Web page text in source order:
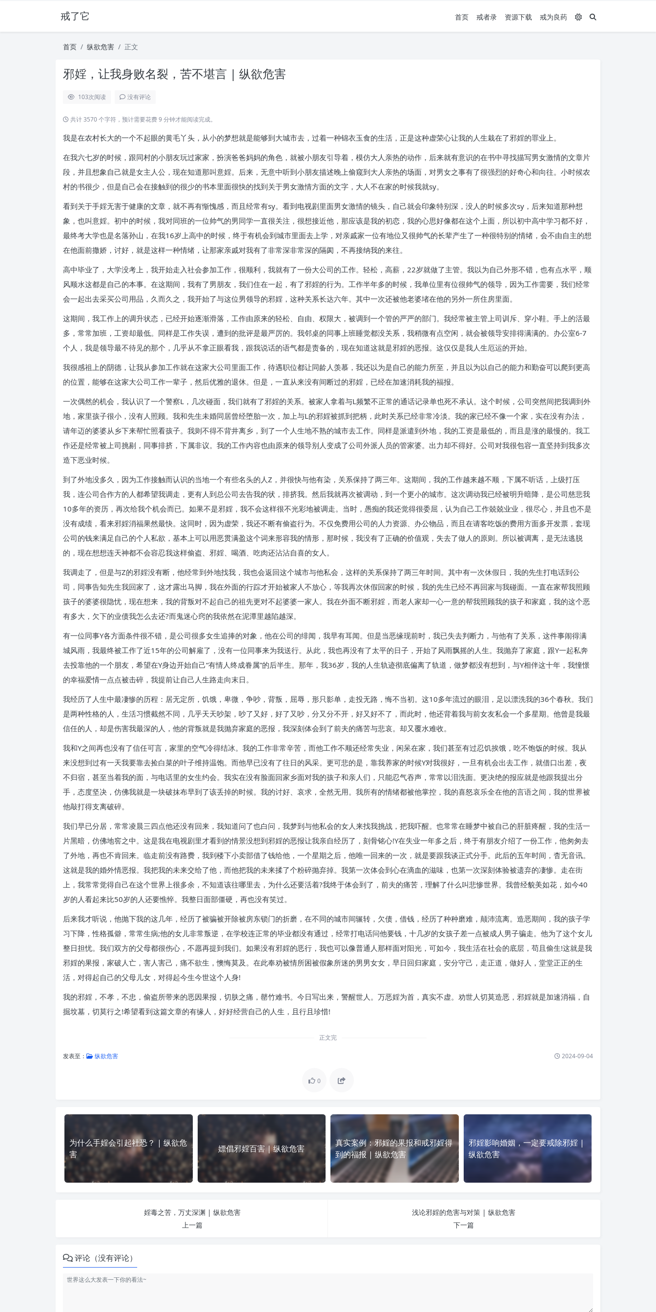
戒了它 首页 戒者录 资源下载 戒为良药
首页 纵欲危害 正文
邪婬，让我身败名裂，苦不堪言 | 纵欲危害
103次阅读 没有评论
共计 3570 个字符，预计需要花费 9 分钟才能阅读完成。
我是在农村长大的一个不起眼的黄毛丫头，从小的梦想就是能够到大城市去，过着一种锦衣玉食的生活，正是这种虚荣心让我的人生栽在了邪婬的罪业上。
在我六七岁的时候，跟同村的小朋友玩过家家，扮演爸爸妈妈的角色，就被小朋友引导着，模仿大人亲热的动作，后来就有意识的在书中寻找描写男女激情的文章片
段，并且想象自己就是女主人公，现在知道那叫意婬。后来，无意中听到小朋友描述晚上偷窥到大人亲热的场面，对男女之事有了很强烈的好奇心和向往。小时候农
村的书很少，但是自己会在接触到的很少的书本里面很快的找到关于男女激情方面的文字，大人不在家的时候我就sy。
看到关于手婬无害于健康的文章，就不再有惭愧感，而且经常有sy。看到电视剧里面男女激情的镜头，自己就会印象特别深，没人的时候多次sy，后来知道那种想
象，也叫意婬。初中的时候，我对同班的一位帅气的男同学一直很关注，很想接近他，那应该是我的初恋，我的心思好像都在这个上面，所以初中高中学习都不好，
最终考大学也是名落孙山，在我16岁上高中的时候，终于有机会到城市里面去上学，对亲戚家一位有地位又很帅气的长辈产生了一种很特别的情绪，会不由自主的想
在他面前撒娇，讨好，就是这样一种情绪，让那家亲戚对我有了非常深非常深的隔阂，不再接纳我的来往。
高中毕业了，大学没考上，我开始走入社会参加工作，很顺利，我就有了一份大公司的工作。轻松，高薪，22岁就做了主管。我以为自己外形不错，也有点水平，顺
风顺水这都是自己的本事。在这期间，我有了男朋友，我们住在一起，有了邪婬的行为。工作半年多的时候，我单位里有位很帅气的领导，因为工作需要，我们经常
会一起出去采买公司用品，久而久之，我开始了与这位男领导的邪婬，这种关系长达六年。其中一次还被他老婆堵在他的另外一所住房里面。
这期间，我工作上的调升状态，已经开始逐渐滑落，工作由原来的轻松、自由、权限大，被调到一个管的严严的部门。我经常被主管上司训斥、穿小鞋。手上的活最
多，常常加班，工资却最低。同样是工作失误，遭到的批评是最严厉的。我邻桌的同事上班睡觉都没关系，我稍微有点空闲，就会被领导安排得满满的。办公室6-7
个人，我是领导最不待见的那个，几乎从不拿正眼看我，跟我说话的语气都是责备的，现在知道这就是邪婬的恶报。这仅仅是我人生厄运的开始。
我很感祖上的阴德，让我从参加工作就在这家大公司里面工作，待遇职位都让同龄人羡慕，我还以为是自己的能力所至，并且以为以自己的能力和勤奋可以爬到更高
的位置，能够在这家大公司工作一辈子，然后优雅的退休。但是，一直从来没有间断过的邪婬，已经在加速消耗我的福报。
一次偶然的机会，我认识了一个警察L，几次碰面，我们就有了邪婬的关系。被家人拿着与L频繁不正常的通话记录单也死不承认。这个时候，公司突然间把我调到外
地，家里孩子很小，没有人照顾。我和先生未婚同居曾经堕胎一次，加上与L的邪婬被抓到把柄，此时关系已经非常冷淡。我的家已经不像一个家，实在没有办法，
请年迈的婆婆从乡下来帮忙照看孩子。我则不得不背井离乡，到了一个人生地不熟的城市去工作。同样是派遣到外地，我的工资是最低的，而且是涨的最慢的。我工
作还是经常被上司挑剔，同事排挤，下属非议。我的工作内容也由原来的领导别人变成了公司外派人员的管家婆。出力却不得好。公司对我很包容一直坚持到我多次
造下恶业时候。
到了外地没多久，因为工作接触而认识的当地一个有些名头的人Z，并很快与他有染，关系保持了两三年。这期间，我的工作越来越不顺，下属不听话，上级打压
我，连公司合作方的人都希望我调走，更有人到总公司去告我的状，排挤我。然后我就再次被调动，到一个更小的城市。这次调动我已经被明升暗降，是公司慈悲我
10多年的资历，再次给我个机会而已。如果不是邪婬，我不会这样很不光彩地被调走。当时，愚痴的我还觉得很委屈，认为自己工作兢兢业业，很尽心，并且也不是
没有成绩，看来邪婬消福果然最快。这同时，因为虚荣，我还不断有偷盗行为。不仅免费用公司的人力资源、办公物品，而且在请客吃饭的费用方面多开发票，套现
公司的钱来满足自己的个人私欲，基本上可以用恶贯满盈这个词来形容我的情形，那时候，我没有了正确的价值观，失去了做人的原则。所以被调离，是无法逃脱
的，现在想想连天神都不会容忍我这样偷盗、邪婬、喝酒、吃肉还沾沾自喜的女人。
我调走了，但是与Z的邪婬没有断，他经常到外地找我，我也会返回这个城市与他私会，这样的关系保持了两三年时间。其中有一次休假日，我的先生打电话到公
司，同事告知先生我回家了，这才露出马脚，我在外面的行踪才开始被家人不放心，等我再次休假回家的时候，我的先生已经不再回家与我碰面。一直在家帮我照顾
孩子的婆婆很隐忧，现在想来，我的背叛对不起自己的祖先更对不起婆婆一家人。我在外面不断邪婬，而老人家却一心一意的帮我照顾我的孩子和家庭，我的这个恶
有多大，欠下的业债我怎么去还?而鬼迷心窍的我依然在泥潭里越陷越深。
有一位同事Y各方面条件很不错，是公司很多女生追捧的对象，他在公司的绯闻，我早有耳闻。但是当恶缘现前时，我已失去判断力，与他有了关系，这件事闹得满
城风雨，我最终被工作了近15年的公司解雇了，没有一位同事来为我送行。从此，我也再没有了太平的日子，开始了风雨飘摇的人生。我抛弃了家庭，跟Y一起私奔
去投靠他的一个朋友，希望在Y身边开始自己“有情人终成眷属”的后半生。那年，我36岁，我的人生轨迹彻底偏离了轨道，做梦都没有想到，与Y相伴这十年，我憧憬
的幸福爱情一点点被击碎，我提前让自己人生路走向末日。
我经历了人生中最凄惨的历程：居无定所，饥饿，卑微，争吵，背叛，屈辱，形只影单，走投无路，悔不当初。这10多年流过的眼泪，足以漂洗我的36个春秋。我们
是两种性格的人，生活习惯截然不同，几乎天天吵架，吵了又好，好了又吵，分又分不开，好又好不了，而此时，他还背着我与前女友私会一个多星期。他曾是我最
信任的人，却是伤害我最深的人，他的背叛就是我抛弃家庭的恶报，我深刻体会到了前夫的痛苦与悲哀。却又覆水难收。
我和Y之间再也没有了信任可言，家里的空气冷得结冰。我的工作非常辛苦，而他工作不顺还经常失业，闲呆在家，我们甚至有过忍饥挨饿，吃不饱饭的时候。我从
来没想到过有一天我要靠去捡白菜的叶子维持温饱。而他早已没有了往日的风采。更可悲的是，靠我养家的时候Y对我很好，一旦有机会出去工作，就借口出差，夜
不归宿，甚至当着我的面，与电话里的女生约会。我实在没有脸面回家乡面对我的孩子和亲人们，只能忍气吞声，常常以泪洗面。更决绝的报应就是他跟我提出分
手，态度坚决，仿佛我就是一块破抹布早到了该丢掉的时候。我的讨好、哀求，全然无用。我所有的情绪都被他掌控，我的喜怒哀乐全在他的言语之间，我的世界被
他敲打得支离破碎。
我们早已分居，常常凌晨三四点他还没有回来，我知道问了也白问，我梦到与他私会的女人来找我挑战，把我吓醒。也常常在睡梦中被自己的肝脏疼醒，我的生活一
片黑暗，仿佛地窖之中。这是我在电视剧里才看到的情景没想到邪婬的恶报让我亲自经历了，刻骨铭心!Y在失业一年多之后，终于有朋友介绍了一份工作，他匆匆去
了外地，再也不肯回来。临走前没有路费，我到楼下小卖部借了钱给他，一个星期之后，他唯一回来的一次，就是要跟我谈正式分手。此后的五年时间，杳无音讯。
这就是我的婚外情恶报。我把我的未来交给了他，而他把我的未来揉了个粉碎抛弃掉。我第一次体会到心在滴血的滋味，也第一次深刻体验被遗弃的凄惨。走在街
上，我常常觉得自己在这个世界上很多余，不知道该往哪里去，为什么还要活着?我终于体会到了，前夫的痛苦，理解了什么叫悲惨世界。我曾经貌美如花，如今40
岁的人看起来比50岁的人还要憔悴。我整日面部僵硬，再也没有笑过。
后来我才听说，他抛下我的这几年，经历了被骗被开除被房东锁门的折磨，在不同的城市间辗转，欠债，借钱，经历了种种磨难，颠沛流离。造恶期间，我的孩子学
习下降，性格孤僻，常常生病;他的女儿非常叛逆，在学校连正常的毕业都没有通过，经常打电话问他要钱，十几岁的女孩子差一点被成人男子骗走。他为了这个女儿
整日担忧。我们双方的父母都很伤心，不愿再提到我们。如果没有邪婬的恶行，我也可以像普通人那样面对阳光，可如今，我生活在社会的底层，苟且偷生!这就是我
邪婬的果报，家破人亡，害人害己，痛不欲生，懊悔莫及。在此奉劝被情所困被假象所迷的男男女女，早日回归家庭，安分守己，走正道，做好人，堂堂正正的生
活，对得起自己的父母儿女，对得起今生今世这个人身!
我的邪婬，不孝，不忠，偷盗所带来的恶因果报，切肤之痛，罄竹难书。今日写出来，警醒世人。万恶婬为首，真实不虚。劝世人切莫造恶，邪婬就是加速消福，自
掘坟墓，切莫行之!希望看到这篇文章的有缘人，好好经营自己的人生，且行且珍惜!
正文完
发表至： 纵欲危害 2024-09-04
0
为什么手婬会引起社恐？ | 纵欲危
害
嫖倡邪婬百害 | 纵欲危害
真实案例：邪婬的果报和戒邪婬得
到的福报 | 纵欲危害
邪婬影响婚姻，一定要戒除邪婬 |
纵欲危害
婬毒之苦，万丈深渊 | 纵欲危害
上一篇
浅论邪婬的危害与对策 | 纵欲危害
下一篇
评论（没有评论）